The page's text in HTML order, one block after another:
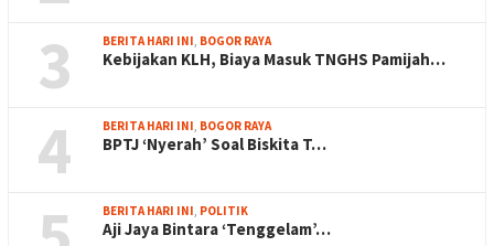
3 BERITA HARI INI BOGOR RAYA
Kebijakan KLH, Biaya Masuk TNGHS Pamijah…
4 BERITA HARI INI BOGOR RAYA
BPTJ ‘Nyerah’ Soal Biskita T…
BERITA HARI INI POLITIK
Aji Jaya Bintara ‘Tenggelam’…